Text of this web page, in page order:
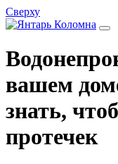
Сверху
вашем
знать,
протечек